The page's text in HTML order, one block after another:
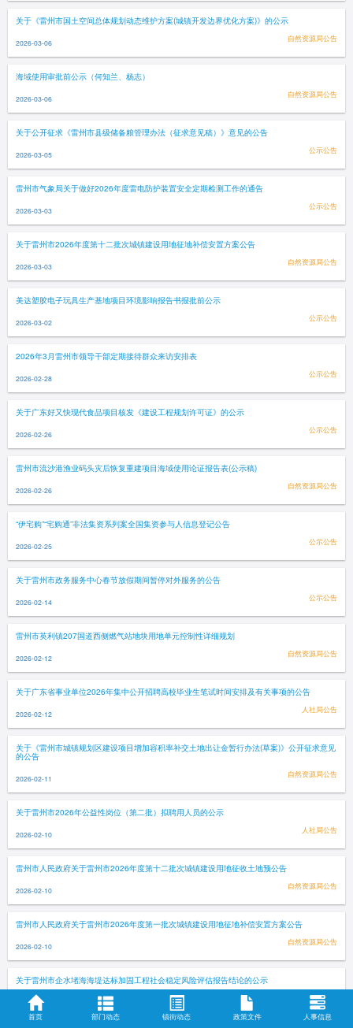
关于《雷州市国土空间总体规划动态维护方案(城镇开发边界优化方案)》的公示
2026-03-06 自然资源局公告
海域使用审批前公示（何知兰、杨志）
2026-03-06 自然资源局公告
关于公开征求《雷州市县级储备粮管理办法（征求意见稿）》意见的公告
2026-03-05 公示公告
雷州市气象局关于做好2026年度雷电防护装置安全定期检测工作的通告
2026-03-03 公示公告
关于雷州市2026年度第十二批次城镇建设用地征地补偿安置方案公告
2026-03-03 自然资源局公告
美达塑胶电子玩具生产基地项目环境影响报告书报批前公示
2026-03-02 公示公告
2026年3月雷州市领导干部定期接待群众来访安排表
2026-02-28 公示公告
关于广东好又快现代食品项目核发《建设工程规划许可证》的公示
2026-02-26 公示公告
雷州市流沙港渔业码头灾后恢复重建项目海域使用论证报告表(公示稿)
2026-02-26 自然资源局公告
“伊宅购”“宅购通”非法集资系列案全国集资参与人信息登记公告
2026-02-25 公示公告
关于雷州市政务服务中心春节放假期间暂停对外服务的公告
2026-02-14 公示公告
雷州市英利镇207国道西侧燃气站地块用地单元控制性详细规划
2026-02-12 自然资源局公告
关于广东省事业单位2026年集中公开招聘高校毕业生笔试时间安排及有关事项的公告
2026-02-12 人社局公告
关于《雷州市城镇规划区建设项目增加容积率补交土地出让金暂行办法(草案)》公开征求意见
的公告
2026-02-11 自然资源局公告
关于雷州市2026年公益性岗位（第二批）拟聘用人员的公示
2026-02-10 人社局公告
雷州市人民政府关于雷州市2026年度第十二批次城镇建设用地征收土地预公告
2026-02-10 自然资源局公告
雷州市人民政府关于雷州市2026年度第一批次城镇建设用地征地补偿安置方案公告
2026-02-10 自然资源局公告
关于雷州市企水堵海海堤达标加固工程社会稳定风险评估报告结论的公示
2026-02-10
公示公告
首页
部门动态 镇街动态 政策文件 人事信息